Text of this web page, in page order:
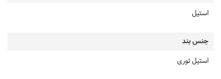
استیل
جنس بند
استیل توری